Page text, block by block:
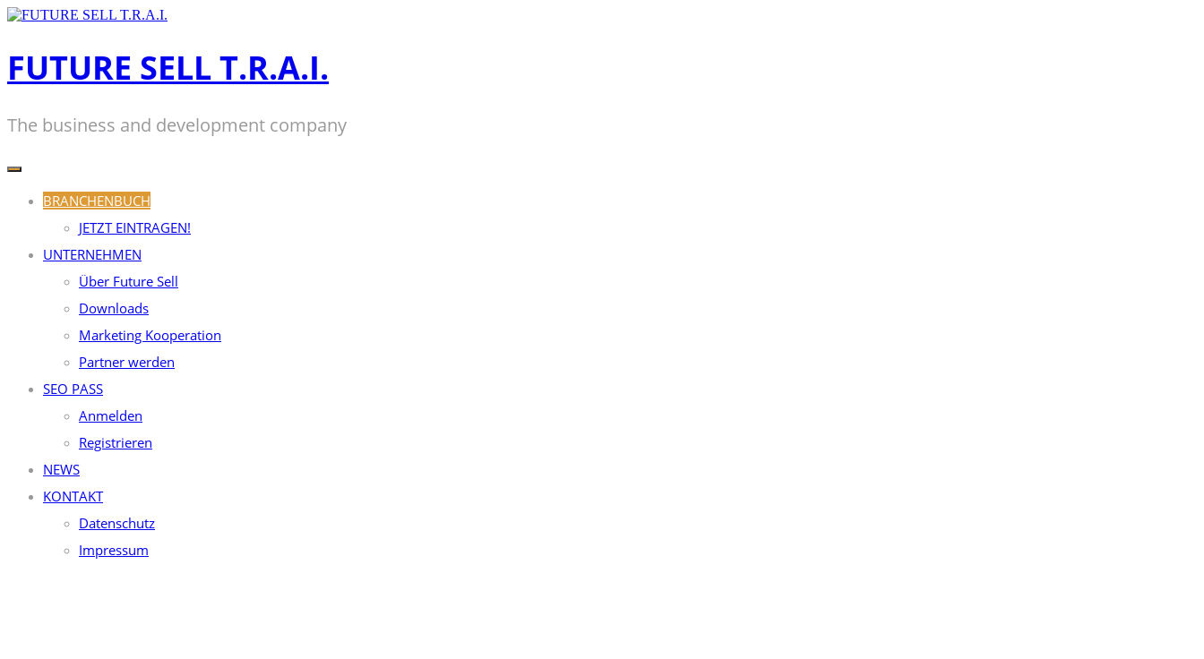
Zum
FUTURE SELL T.R.A.I.
The business and development company
BRANCHENBUCH
JETZT EINTRAGEN!
UNTERNEHMEN
Über Future Sell
Downloads
Marketing Kooperation
Partner werden
SEO PASS
Anmelden
Registrieren
NEWS
KONTAKT
Datenschutz
Impressum